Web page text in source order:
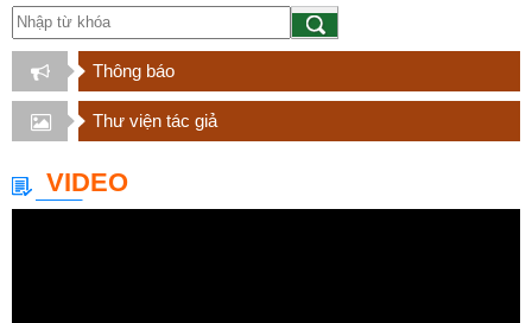
Thông báo
Thư viện tác giả
VIDEO